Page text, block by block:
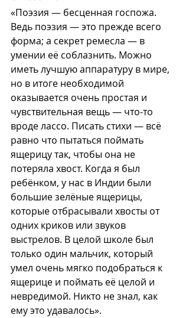
«Поэзия — бесценная госпожа.
Ведь поэзия — это прежде всего
форма; а секрет ремесла — в
умении её соблазнить. Можно
иметь лучшую аппаратуру в мире,
но в итоге необходимой
оказывается очень простая и
чувствительная вещь — что-то
вроде лассо. Писать стихи — всё
равно что пытаться поймать
ящерицу так, чтобы она не
потеряла хвост. Когда я был
ребёнком, у нас в Индии были
большие зелёные ящерицы,
которые отбрасывали хвосты от
одних криков или звуков
выстрелов. В целой школе был
только один мальчик, который
умел очень мягко подобраться к
ящерице и поймать её целой и
невредимой. Никто не знал, как
ему это удавалось».